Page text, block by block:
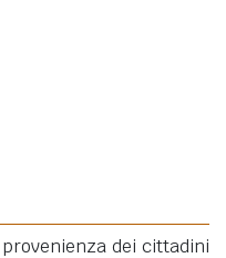
dei cittadini